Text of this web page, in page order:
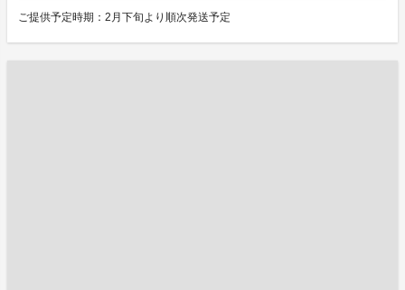
ご提供予定時期：2月下旬より順次発送予定